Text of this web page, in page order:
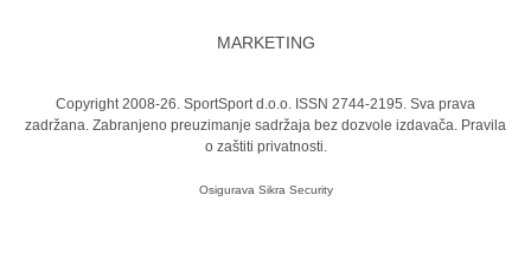
MARKETING
Copyright 2008-26. SportSport d.o.o. ISSN 2744-2195. Sva prava
zadržana. Zabranjeno preuzimanje sadržaja bez dozvole izdavača. Pravila
o zaštiti privatnosti.
Osigurava Sikra Security